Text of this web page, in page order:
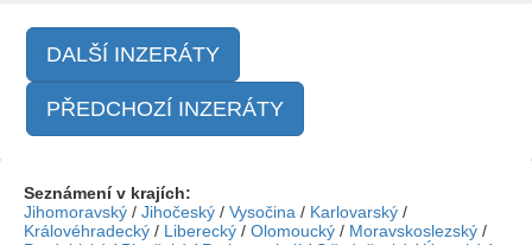
DALŠÍ INZERÁTY
PŘEDCHOZÍ INZERÁTY
Seznámení v krajích:
Jihomoravský / Jihočeský / Vysočina / Karlovarský /
Královéhradecký / Liberecký / Olomoucký / Moravskoslezský /